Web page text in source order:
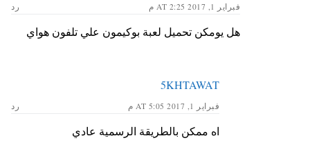
فبراير 1, 2017 AT 2:25 م رد
هل يومكن تحميل لعبة بوكيمون علي تلفون هواي
5KHTAWAT
فبراير 1, 2017 AT 5:05 م رد
اه ممكن بالطريقة الرسمية عادي